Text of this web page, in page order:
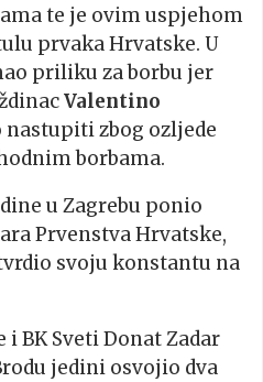
te je ovim uspjehom
prvaka Hrvatske. U
priliku za borbu jer
Valentino
nastupiti zbog ozljede
borbama.
u Zagrebu ponio
Prvenstva Hrvatske,
svoju konstantu na
BK Sveti Donat Zadar
jedini osvojio dva